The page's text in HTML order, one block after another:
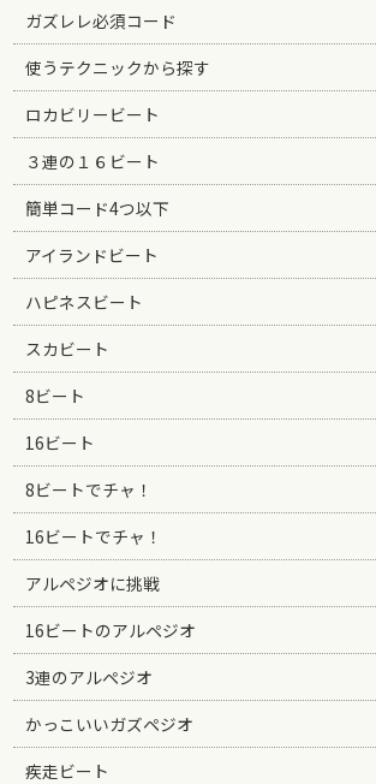
ガズレレ必須コード
使うテクニックから探す
ロカビリービート
３連の１６ビート
簡単コード4つ以下
アイランドビート
ハピネスビート
スカビート
8ビート
16ビート
8ビートでチャ！
16ビートでチャ！
アルペジオに挑戦
16ビートのアルペジオ
3連のアルペジオ
かっこいいガズペジオ
疾走ビート